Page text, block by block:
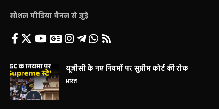
सोशल मीडिया चैनल से जुड़े
यूजीसी के नए नियमों पर सुप्रीम कोर्ट की रोक
भारत